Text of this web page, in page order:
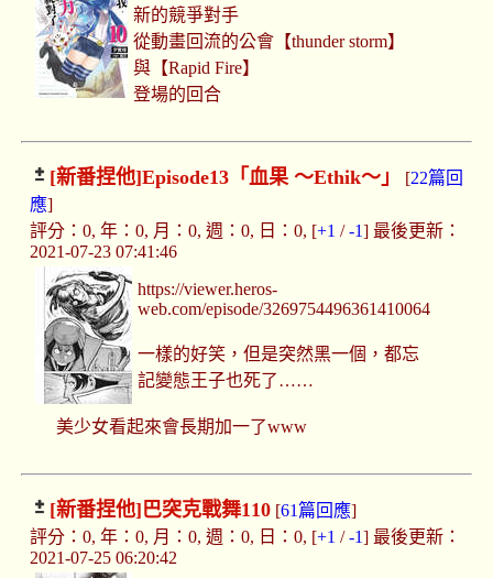
新的競爭對手
從動畫回流的公會【thunder storm】
與【Rapid Fire】
登場的回合
[新番捏他]Episode13「血果 ～Ethik～」 [22篇回
應]
評分：0, 年：0, 月：0, 週：0, 日：0, [+1 /-1] 最後更新：
2021-07-23 07:41:46
https://viewer.heros-
web.com/episode/3269754496361410064
一樣的好笑，但是突然黑一個，都忘
記變態王子也死了……
美少女看起來會長期加一了www
[新番捏他]巴突克戰舞110[61篇回應]
評分：0, 年：0, 月：0, 週：0, 日：0, [+1 /-1] 最後更新：
2021-07-25 06:20:42